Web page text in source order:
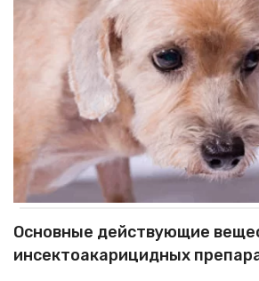
Основные действующие
инсектоакарицидных